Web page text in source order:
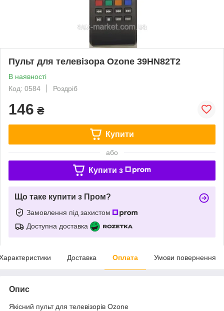
Пульт для телевізора Ozone 39HN82T2
В наявності
Код: 0584
Роздріб
146 ₴
Купити
або
Купити з
Що таке купити з Пром?
Замовлення під захистом
Доступна доставка
Доставка Оплата Умови повернення
Опис
Якісний пульт для телевізорів Ozone